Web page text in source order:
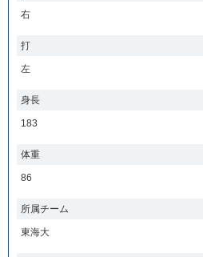
右
打
左
身長
183
体重
86
所属チーム
東海大